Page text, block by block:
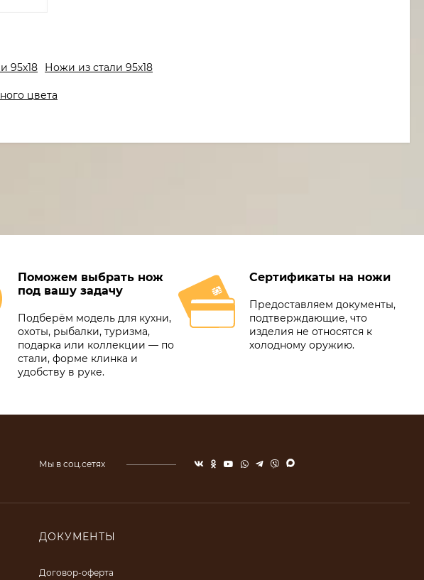
95х18 Ножи из стали 95х18
цвета
Поможем выбрать нож
под вашу задачу
Подберём модель для кухни,
охоты, рыбалки, туризма,
подарка или коллекции — по
стали, форме клинка и
удобству в руке.
Сертификаты на ножи
Предоставляем документы,
подтверждающие, что
изделия не относятся к
холодному оружию.
Мы в соц.сетях
ДОКУМЕНТЫ
Договор-оферта